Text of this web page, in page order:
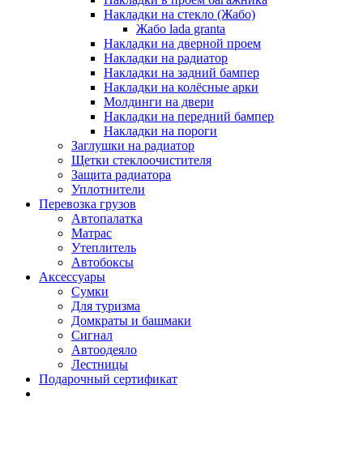
Накладки на стекло (Жабо)
Жабо lada granta
Накладки на дверной проем
Накладки на радиатор
Накладки на задний бампер
Накладки на колёсные арки
Молдинги на двери
Накладки на передний бампер
Накладки на пороги
Заглушки на радиатор
Щетки стеклоочистителя
Защита радиатора
Уплотнители
Перевозка грузов
Автопалатка
Матрас
Утеплитель
Автобоксы
Аксессуары
Сумки
Для туризма
Домкраты и башмаки
Сигнал
Автоодеяло
Лестницы
Подарочный сертификат